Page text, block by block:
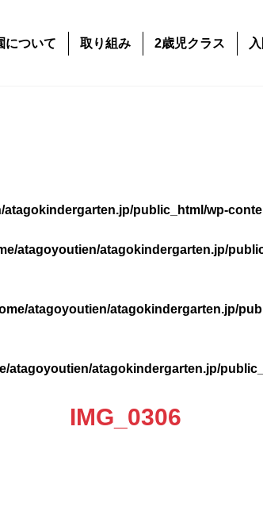
について 取り組み 2歳児クラス
atagokindergarten.jp/public_html/wp-
atagoyoutien/atagokindergarten.jp/
atagoyoutien/atagokindergarten.jp/
atagoyoutien/atagokindergarten.jp/
IMG_0306